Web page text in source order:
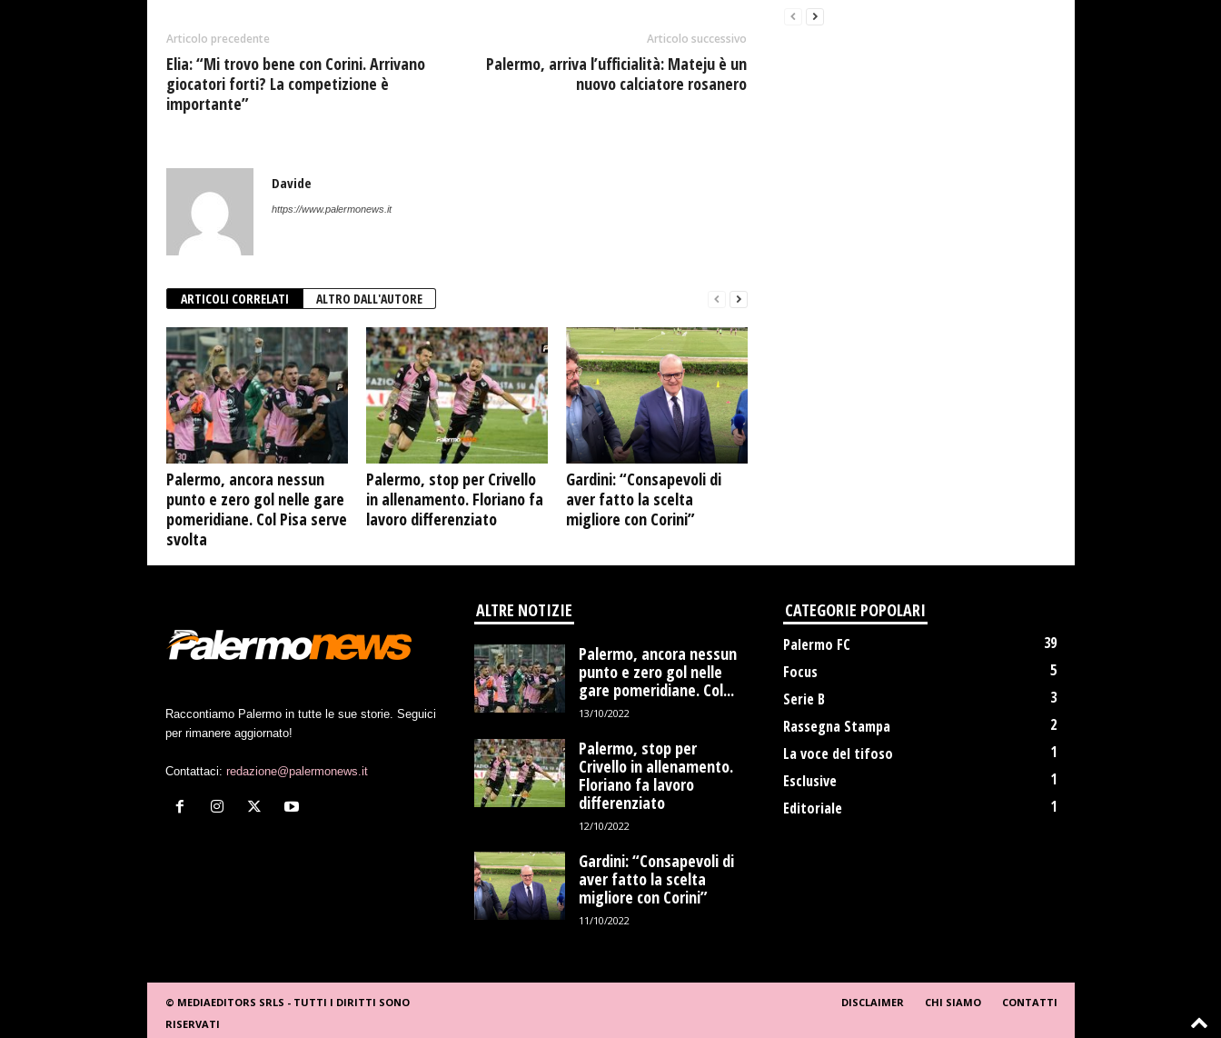
Articolo precedente
Elia: “Mi trovo bene con Corini. Arrivano
giocatori forti? La competizione è
importante”
Articolo successivo
Palermo, arriva l’ufficialità: Mateju è un
nuovo calciatore rosanero
Davide
https://www.palermonews.it
ARTICOLI CORRELATI ALTRO DALL'AUTORE
Palermo, ancora nessun
punto e zero gol nelle gare
pomeridiane. Col Pisa serve
svolta
Palermo, stop per Crivello
in allenamento. Floriano fa
lavoro differenziato
Gardini: “Consapevoli di
aver fatto la scelta
migliore con Corini”
Raccontiamo Palermo in tutte le sue storie. Seguici
per rimanere aggiornato!
Contattaci: redazione@palermonews.it
ALTRE NOTIZIE
Palermo, ancora nessun
punto e zero gol nelle
gare pomeridiane. Col...
13/10/2022
Palermo, stop per
Crivello in allenamento.
Floriano fa lavoro
differenziato
12/10/2022
Gardini: “Consapevoli di
aver fatto la scelta
migliore con Corini”
11/10/2022
CATEGORIE POPOLARI
Palermo FC
39
Focus
5
Serie B
3
Rassegna Stampa
2
La voce del tifoso
1
Esclusive
1
Editoriale
1
DISCLAIMER CHI SIAMO CONTATTI
© MEDIAEDITORS SRLS - TUTTI I DIRITTI SONO
RISERVATI